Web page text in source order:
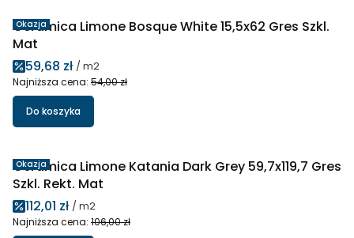
Okazja
Ceramica Limone Bosque White 15,5x62 Gres Szkl.
Mat
Cena promocyjna
59,68 zł / m2
Najniższa cena: 54,00 zł
Do koszyka
Okazja
Ceramica Limone Katania Dark Grey 59,7x119,7 Gres
Szkl. Rekt. Mat
Cena promocyjna
112,01 zł / m2
Najniższa cena: 106,00 zł